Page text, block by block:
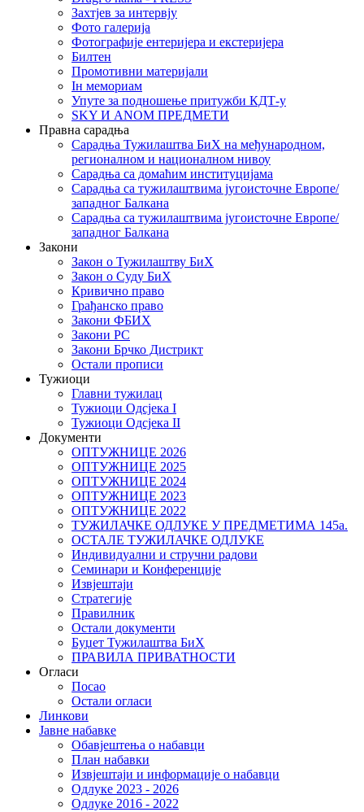
Захтјев за интервју
Фото галерија
Фотографије ентеријера и екстеријера
Билтен
Промотивни материјали
Iн мемориам
Упуте за подношење притужби КДТ-у
SKY И ANOM ПРЕДМЕТИ
Правна сарадња
Сарадња Тужилаштва БиХ на међународном,
регионалном и националном нивоу
Сарадња са домаћим институцијама
Сарадња са тужилаштвима југоисточне Европе/
западног Балкана
Сарадња са тужилаштвима југоисточне Европе/
западног Балкана
Закони
Закон о Тужилаштву БиХ
Закон о Суду БиХ
Кривично право
Грађанско право
Закони ФБИХ
Закони РС
Закони Брчко Дистрикт
Остали прописи
Тужиоци
Главни тужилац
Тужиоци Oдсјекa I
Тужиоци Oдсјекa II
Документи
ОПТУЖНИЦЕ 2026
ОПТУЖНИЦЕ 2025
ОПТУЖНИЦЕ 2024
ОПТУЖНИЦЕ 2023
ОПТУЖНИЦЕ 2022
ТУЖИЛАЧКЕ ОДЛУКЕ У ПРЕДМЕТИМА 145а.
ОСТАЛЕ ТУЖИЛАЧКЕ ОДЛУКЕ
Индивидуални и стручни радови
Семинари и Конференције
Извјештаји
Стратегије
Правилник
Остали документи
Буџет Тужилаштва БиХ
ПРАВИЛА ПРИВАТНОСТИ
Огласи
Посао
Остали огласи
Линкови
Јавне набавке
Обавјештења о набавци
План набавки
Извјештаји и информације о набавци
Одлуке 2023 - 2026
Одлуке 2016 - 2022